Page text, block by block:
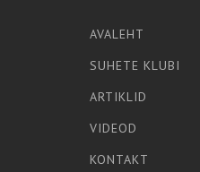
AVALEHT
SUHETE KLUBI
ARTIKLID
VIDEOD
KONTAKT